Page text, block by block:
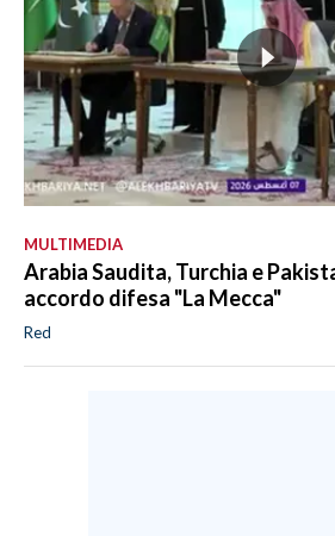
MULTIMEDIA
Arabia Saudita, Turchia e
accordo difesa "La Mecca"
Red